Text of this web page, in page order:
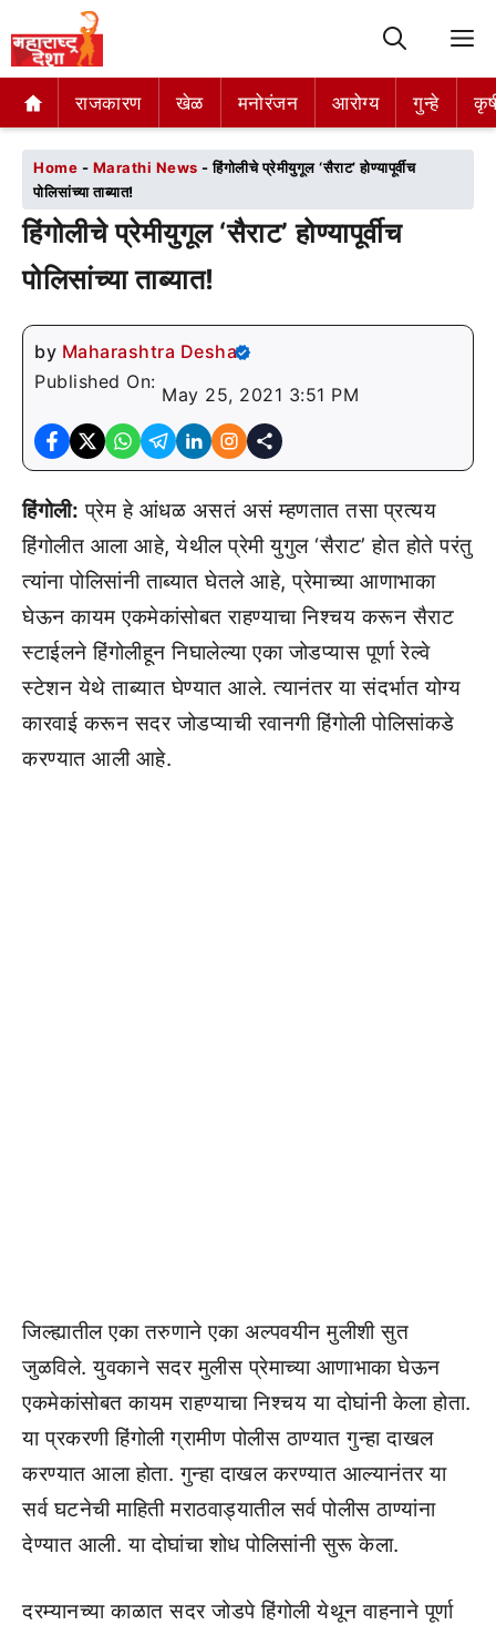
राजकारण खेळ मनोरंजन आरोग्य गुन्हे
राजकारण खेळ मनोरंजन आरोग्य गुन्हे
Home - Marathi News -हिंगोलीचे प्रेमीयुगूल ‘सैराट’ होण्यापूर्वीच
पोलिसांच्या ताब्यात!
हिंगोलीचे प्रेमीयुगूल ‘सैराट’ होण्यापूर्वीच
पोलिसांच्या ताब्यात!
by Maharashtra Desha
Published On:
May 25, 2021 3:51 PM
हिंगोली: प्रेम हे आंधळ असतं असं म्हणतात तसा प्रत्यय
हिंगोलीत आला आहे, येथील प्रेमी युगुल ‘सैराट’ होत होते परंतु
त्यांना पोलिसांनी ताब्यात घेतले आहे, प्रेमाच्या आणाभाका
घेऊन कायम एकमेकांसोबत राहण्याचा निश्चय करून सैराट
स्टाईलने हिंगोलीहून निघालेल्या एका जोडप्यास पूर्णा रेल्वे
स्टेशन येथे ताब्यात घेण्यात आले. त्यानंतर या संदर्भात योग्य
कारवाई करून सदर जोडप्याची रवानगी हिंगोली पोलिसांकडे
करण्यात आली आहे.
जिल्ह्यातील एका तरुणाने एका अल्पवयीन मुलीशी सुत
जुळविले. युवकाने सदर मुलीस प्रेमाच्या आणाभाका घेऊन
एकमेकांसोबत कायम राहण्याचा निश्चय या दोघांनी केला होता.
या प्रकरणी हिंगोली ग्रामीण पोलीस ठाण्यात गुन्हा दाखल
करण्यात आला होता. गुन्हा दाखल करण्यात आल्यानंतर या
सर्व घटनेची माहिती मराठवाड्यातील सर्व पोलीस ठाण्यांना
देण्यात आली. या दोघांचा शोध पोलिसांनी सुरू केला.
दरम्यानच्या काळात सदर जोडपे हिंगोली येथून वाहनाने पूर्णा